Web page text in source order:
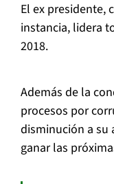
El ex presidente,
instancia, lidera
2018.
Además de la
procesos por
disminución a su
ganar las